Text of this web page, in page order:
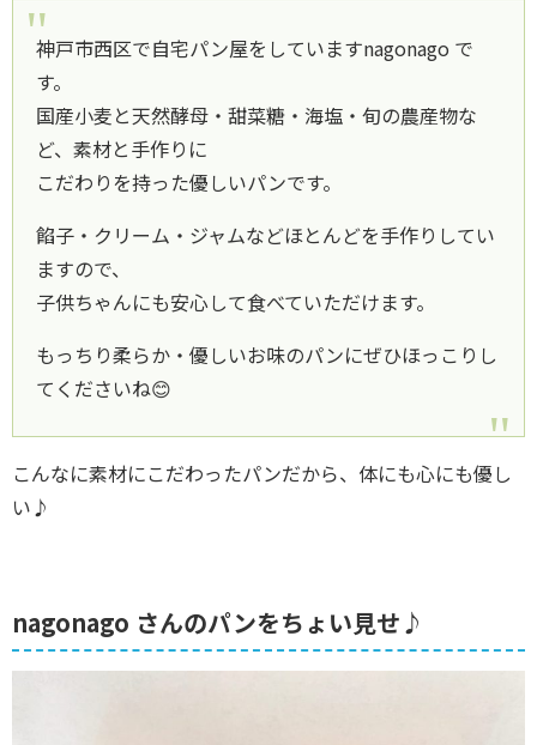
神戸市西区で自宅パン屋をしていますnagonago で
す。
国産小麦と天然酵母・甜菜糖・海塩・旬の農産物な
ど、素材と手作りに
こだわりを持った優しいパンです。
餡子・クリーム・ジャムなどほとんどを手作りしてい
ますので、
子供ちゃんにも安心して食べていただけます。
もっちり柔らか・優しいお味のパンにぜひほっこりし
てくださいね😊
こんなに素材にこだわったパンだから、体にも心にも優し
い♪
nagonago さんのパンをちょい見せ♪